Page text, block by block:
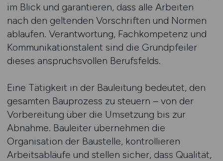
im Blick und garantieren, dass alle Arbeiten
nach den geltenden Vorschriften und Normen
ablaufen. Verantwortung, Fachkompetenz und
Kommunikationstalent sind die Grundpfeiler
dieses anspruchsvollen Berufsfelds.
Eine Tätigkeit in der Bauleitung bedeutet, den
gesamten Bauprozess zu steuern – von der
Vorbereitung über die Umsetzung bis zur
Abnahme. Bauleiter übernehmen die
Organisation der Baustelle, kontrollieren
Arbeitsabläufe und stellen sicher, dass Qualität,